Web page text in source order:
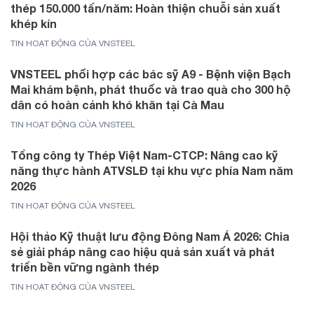
thép 150.000 tấn/năm: Hoàn thiện chuỗi sản xuất
khép kín
TIN HOẠT ĐỘNG CỦA VNSTEEL
VNSTEEL phối hợp các bác sỹ A9 - Bệnh viện Bạch
Mai khám bệnh, phát thuốc và trao quà cho 300 hộ
dân có hoàn cảnh khó khăn tại Cà Mau
TIN HOẠT ĐỘNG CỦA VNSTEEL
Tổng công ty Thép Việt Nam-CTCP: Nâng cao kỹ
năng thực hành ATVSLĐ tại khu vực phía Nam năm
2026
TIN HOẠT ĐỘNG CỦA VNSTEEL
Hội thảo Kỹ thuật lưu động Đông Nam Á 2026: Chia
sẻ giải pháp nâng cao hiệu quả sản xuất và phát
triển bền vững ngành thép
TIN HOẠT ĐỘNG CỦA VNSTEEL